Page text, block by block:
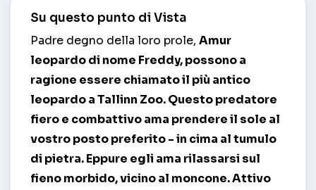
Su questo punto di Vista
Padre degno della loro prole, Amur
leopardodi nome Freddy, possono a
ragione essere chiamato il più antico
leopardo a Tallinn Zoo. Questo predatore
fiero e combattivo ama prendere il sole al
vostro posto preferito - in cima al tumulo
di pietra. Eppure egli ama rilassarsi sul
fieno morbido, vicino al moncone. Attivo